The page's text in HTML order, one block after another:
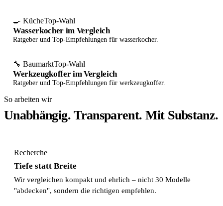
🍳 KücheTop-Wahl
Wasserkocher im Vergleich
Ratgeber und Top-Empfehlungen für wasserkocher.
🔧 BaumarktTop-Wahl
Werkzeugkoffer im Vergleich
Ratgeber und Top-Empfehlungen für werkzeugkoffer.
So arbeiten wir
Unabhängig. Transparent. Mit Substanz.
Recherche
Tiefe statt Breite
Wir vergleichen kompakt und ehrlich – nicht 30 Modelle
"abdecken", sondern die richtigen empfehlen.